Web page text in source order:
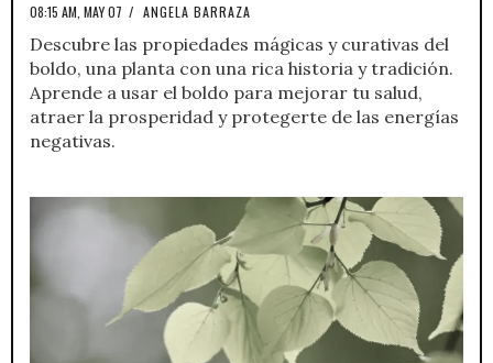
08:15 AM, MAY 07 / ANGELA BARRAZA
Descubre las propiedades mágicas y curativas del
boldo, una planta con una rica historia y tradición.
Aprende a usar el boldo para mejorar tu salud,
atraer la prosperidad y protegerte de las energías
negativas.